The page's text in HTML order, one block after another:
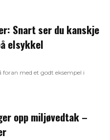
Snart ser du kanskje
elsykkel
foran med et godt eksempel i
opp miljøvedtak –